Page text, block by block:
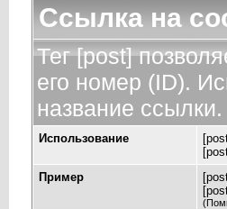
Ссылка на
Тег [post]
его номер (ID).
название ссылки.
Использование
Пример